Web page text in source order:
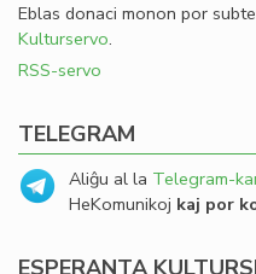
Eblas donaci monon por
Kulturservo.
RSS-servo
TELEGRAM
Aliĝu al la Telegram-
HeKomunikoj kaj por